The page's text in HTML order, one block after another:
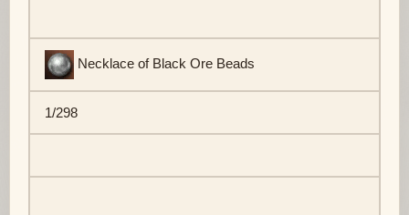
Necklace of Black Ore Beads
1/298